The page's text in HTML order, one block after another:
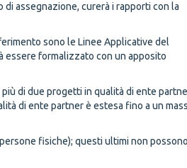
di assegnazione, curerà i rapporti con la
sono le Linee Applicative del
essere formalizzato con un apposito
di due progetti in qualità di ente
di ente partner è estesa fino a un
fisiche); questi ultimi non possono